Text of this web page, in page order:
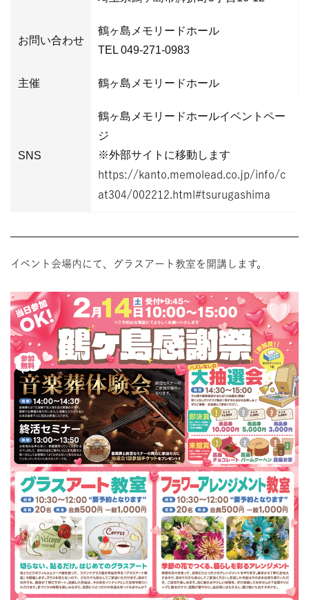
お問い合わせ
鶴ヶ島メモリードホール
TEL 049-271-0983
主催 鶴ヶ島メモリードホール
SNS
鶴ヶ島メモリードホールイベントペー
ジ
※外部サイトに移動します
https://kanto.memolead.co.jp/info/c
at304/002212.html#tsurugashima
イベント会場内にて、グラスアート教室を開講します。